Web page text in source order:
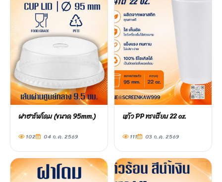
ฝาฮาร์ฟโดม (ขนาด 95mm.)
102 04 ก.ค. 2569
แก้ว PP ทรงเรียบ 22 oz.
111 03 ก.ค. 2569